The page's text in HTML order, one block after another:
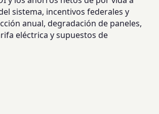
sistema, incentivos federales y
anual, degradación de paneles,
eléctrica y supuestos de